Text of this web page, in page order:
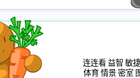
连连看 益智 敏捷
体育 情景 密室